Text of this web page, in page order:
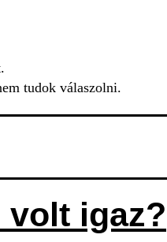
tudok válaszolni.
volt igaz?